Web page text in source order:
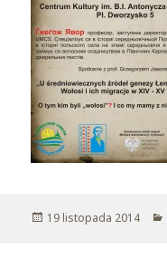
Opublikowano
19 listopada 2014